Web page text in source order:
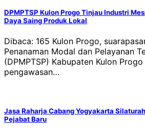
DPMPTSP Kulon Progo Tinjau Industri
Daya Saing Produk Lokal
Dibaca: 165 Kulon Progo,
Penanaman Modal dan Pelayanan
(DPMPTSP) Kabupaten Kulon
pengawasan…
Jasa Raharja Cabang Yogyakarta
Pejabat Baru